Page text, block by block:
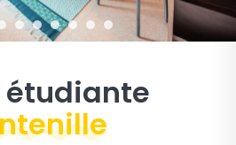
étudiante